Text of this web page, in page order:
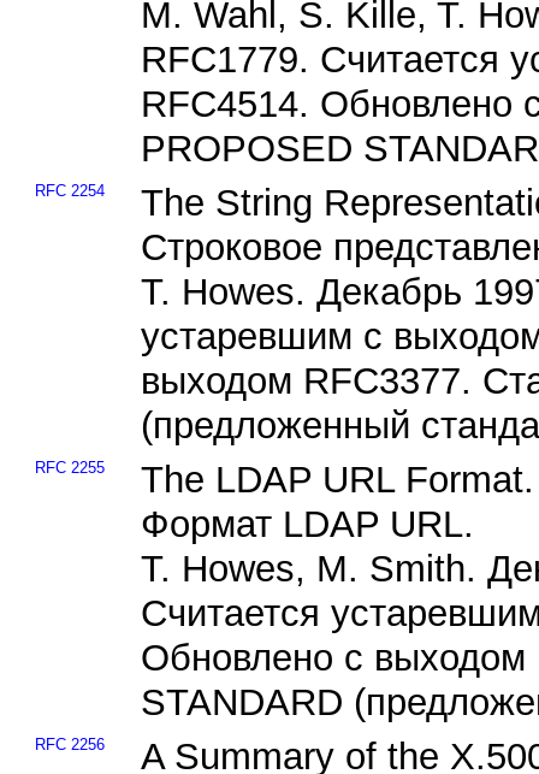
M. Wahl, S. Kille, T.
RFC1779. Считается
RFC4514. Обновлено
PROPOSED
RFC 2254
The String
Строковое
T. Howes. Декабрь
устаревшим с
выходом RFC3377.
(предложенный
RFC 2255
The LDAP URL Format.
Формат LDAP URL.
T. Howes, M. Smith.
Считается
Обновлено с выходом
STANDARD
RFC 2256
A Summary of the